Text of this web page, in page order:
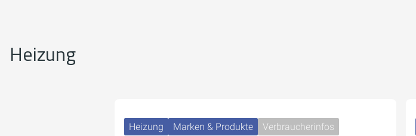
Heizung
Heizung Marken & Produkte Verbraucherinfos